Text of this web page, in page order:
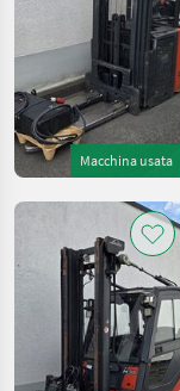
Macchina usata